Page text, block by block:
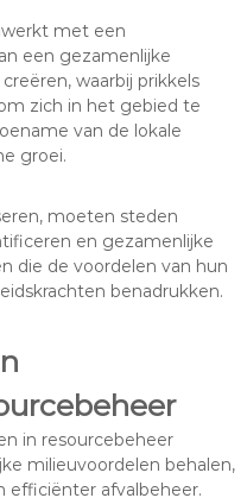
met een
een gezamenlijke
waarbij prikkels
zich in het gebied te
van de lokale
groei.
moeten steden
en gezamenlijke
die de voordelen van hun
benadrukken.
in resourcebeheer
milieuvoordelen behalen,
efficiënter afvalbeheer.